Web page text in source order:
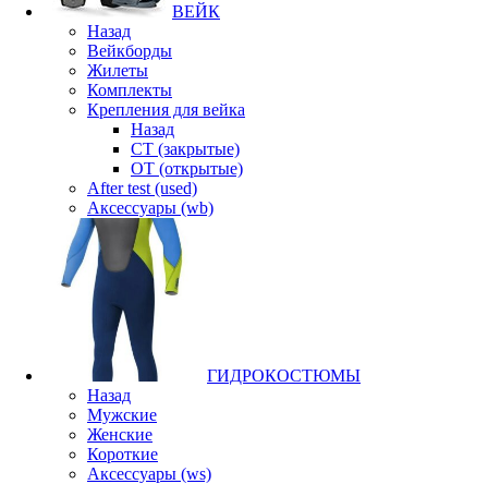
ВЕЙК
Назад
Вейкборды
Жилеты
Комплекты
Крепления для вейка
Назад
CT (закрытые)
OT (открытые)
After test (used)
Аксессуары (wb)
ГИДРОКОСТЮМЫ
Назад
Мужские
Женские
Короткие
Аксессуары (ws)